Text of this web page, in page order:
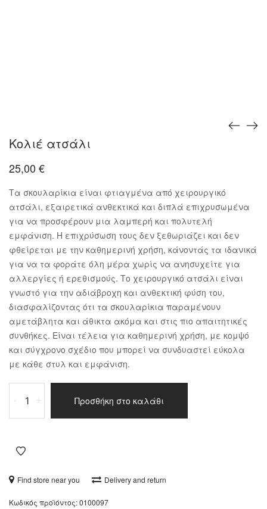
Κολιέ ατσάλι
25,00 €
Τα σκουλαρίκια είναι φτιαγμένα από χειρουργικό
ατσάλι, εξαιρετικά ανθεκτικά και διπλά επιχρυσωμένα
για να προσφέρουν μια λαμπερή και πολυτελή
εμφάνιση. Η επιχρύσωση τους δεν ξεθωριάζει και δεν
φθείρεται με την καθημερινή χρήση, κάνοντάς τα ιδανικά
για να τα φοράτε όλη μέρα χωρίς να ανησυχείτε για
αλλεργίες ή ερεθισμούς. Το χειρουργικό ατσάλι είναι
γνωστό για την αδιάβροχη και ανθεκτική φύση του,
διασφαλίζοντας ότι τα σκουλαρίκια παραμένουν
αμετάβλητα και άθικτα ακόμα και στις πιο απαιτητικές
συνθήκες. Είναι τέλεια για καθημερινή χρήση, με κομψό
και σύγχρονο σχέδιο που μπορεί να συνδυαστεί εύκολα
με κάθε στυλ και εμφάνιση.
-ατσάλι
ποσότητα
+ Προσθήκη στο καλάθι
Find store near you Delivery and return
Κωδικός προϊόντος:0100097